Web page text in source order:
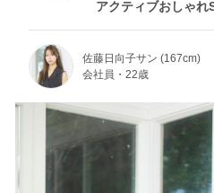
アクティブおしゃれ
佐藤日向子サン (167cm)
会社員・22歳